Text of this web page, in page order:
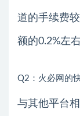
道的手续费
额的0.2%左
Q2：火必网的
与其他平台